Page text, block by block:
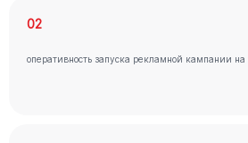
02
оперативность запуска рекламной кампании на